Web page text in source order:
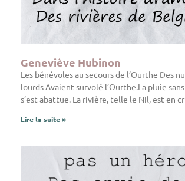
Geneviève Hubinon
Les bénévoles au secours de l’Ourthe Des
lourds Avaient survolé l’Ourthe.La pluie
s’est abattue. La rivière, telle le Nil, est en
Lire la suite »